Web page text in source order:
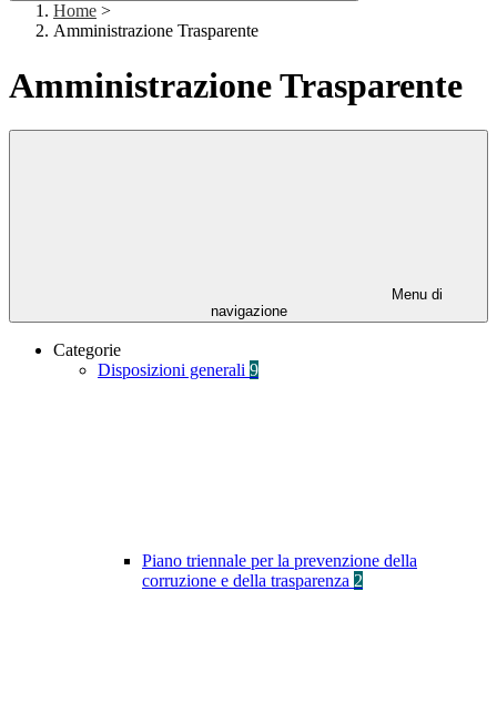
Home >
Amministrazione Trasparente
Amministrazione Trasparente
Menu di
navigazione
Categorie
Disposizioni generali 9
Piano triennale per la prevenzione della
corruzione e della trasparenza 2